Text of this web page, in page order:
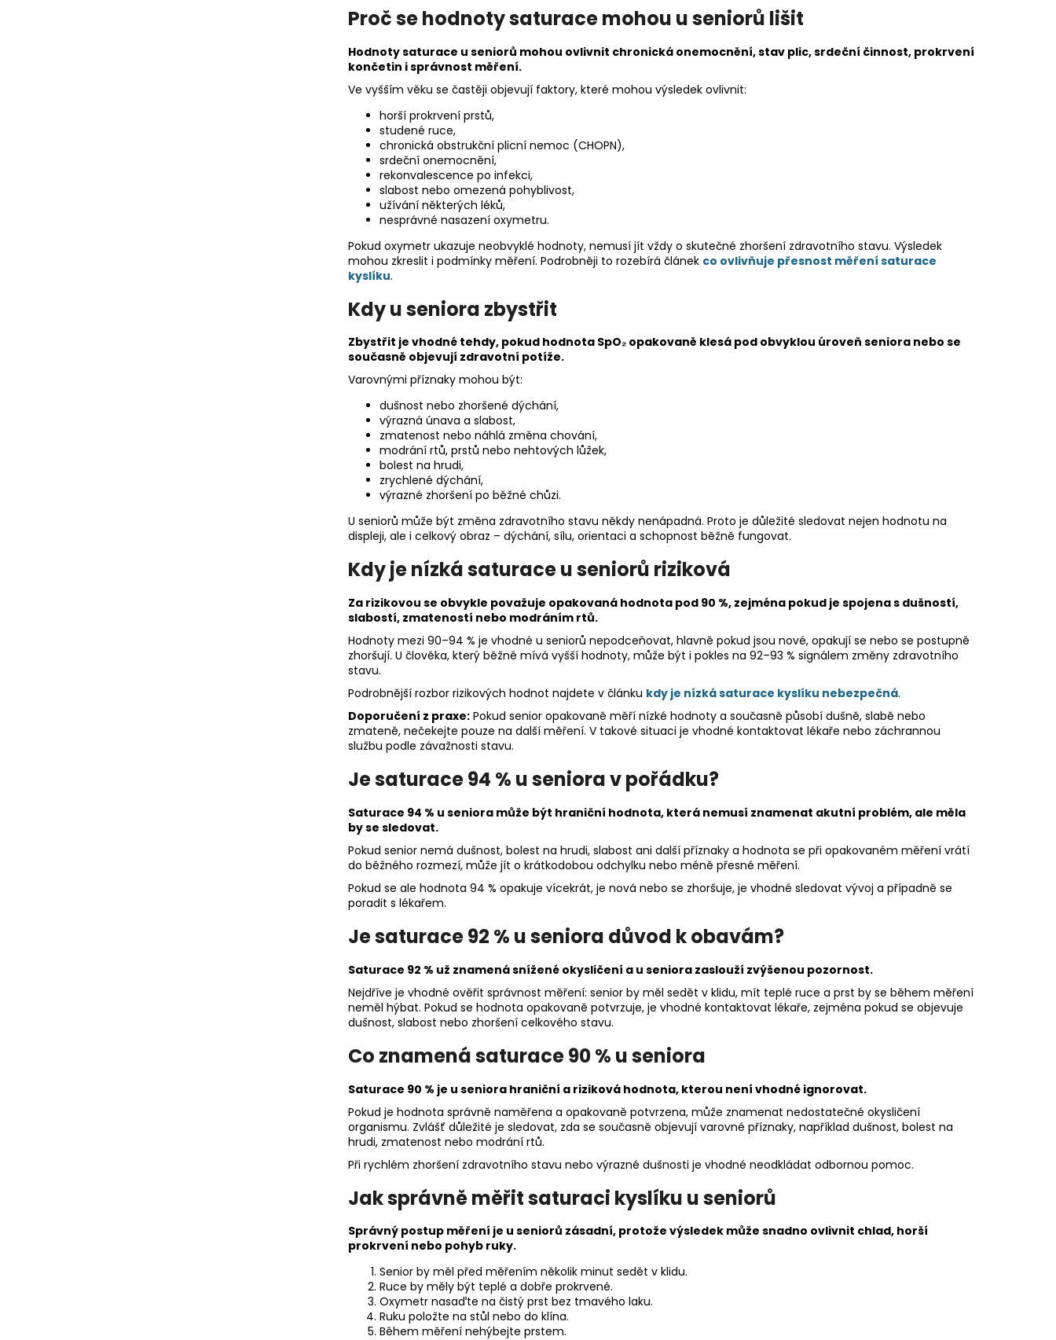
Proč se hodnoty saturace mohou u seniorů lišit
Hodnoty saturace u seniorů mohou ovlivnit chronická onemocnění, stav plic, srdeční činnost, prokrvení
končetin i správnost měření.
Ve vyšším věku se častěji objevují faktory, které mohou výsledek ovlivnit:
horší prokrvení prstů,
studené ruce,
chronická obstrukční plicní nemoc (CHOPN),
srdeční onemocnění,
rekonvalescence po infekci,
slabost nebo omezená pohyblivost,
užívání některých léků,
nesprávné nasazení oxymetru.
Pokud oxymetr ukazuje neobvyklé hodnoty, nemusí jít vždy o skutečné zhoršení zdravotního stavu. Výsledek
mohou zkreslit i podmínky měření. Podrobněji to rozebírá článek co ovlivňuje přesnost měření saturace
kyslíku.
Kdy u seniora zbystřit
Zbystřit je vhodné tehdy, pokud hodnota SpO₂ opakovaně klesá pod obvyklou úroveň seniora nebo se
současně objevují zdravotní potíže.
Varovnými příznaky mohou být:
dušnost nebo zhoršené dýchání,
výrazná únava a slabost,
zmatenost nebo náhlá změna chování,
modrání rtů, prstů nebo nehtových lůžek,
bolest na hrudi,
zrychlené dýchání,
výrazné zhoršení po běžné chůzi.
U seniorů může být změna zdravotního stavu někdy nenápadná. Proto je důležité sledovat nejen hodnotu na
displeji, ale i celkový obraz – dýchání, sílu, orientaci a schopnost běžně fungovat.
Kdy je nízká saturace u seniorů riziková
Za rizikovou se obvykle považuje opakovaná hodnota pod 90 %, zejména pokud je spojena s dušností,
slabostí, zmateností nebo modráním rtů.
Hodnoty mezi 90–94 % je vhodné u seniorů nepodceňovat, hlavně pokud jsou nové, opakují se nebo se postupně
zhoršují. U člověka, který běžně mívá vyšší hodnoty, může být i pokles na 92–93 % signálem změny zdravotního
stavu.
Podrobnější rozbor rizikových hodnot najdete v článku kdy je nízká saturace kyslíku nebezpečná.
Doporučení z praxe: Pokud senior opakovaně měří nízké hodnoty a současně působí dušně, slabě nebo
zmateně, nečekejte pouze na další měření. V takové situaci je vhodné kontaktovat lékaře nebo záchrannou
službu podle závažnosti stavu.
Je saturace 94 % u seniora v pořádku?
Saturace 94 % u seniora může být hraniční hodnota, která nemusí znamenat akutní problém, ale měla
by se sledovat.
Pokud senior nemá dušnost, bolest na hrudi, slabost ani další příznaky a hodnota se při opakovaném měření vrátí
do běžného rozmezí, může jít o krátkodobou odchylku nebo méně přesné měření.
Pokud se ale hodnota 94 % opakuje vícekrát, je nová nebo se zhoršuje, je vhodné sledovat vývoj a případně se
poradit s lékařem.
Je saturace 92 % u seniora důvod k obavám?
Saturace 92 % už znamená snížené okysličení a u seniora zaslouží zvýšenou pozornost.
Nejdříve je vhodné ověřit správnost měření: senior by měl sedět v klidu, mít teplé ruce a prst by se během měření
neměl hýbat. Pokud se hodnota opakovaně potvrzuje, je vhodné kontaktovat lékaře, zejména pokud se objevuje
dušnost, slabost nebo zhoršení celkového stavu.
Co znamená saturace 90 % u seniora
Saturace 90 % je u seniora hraniční a riziková hodnota, kterou není vhodné ignorovat.
Pokud je hodnota správně naměřena a opakovaně potvrzena, může znamenat nedostatečné okysličení
organismu. Zvlášť důležité je sledovat, zda se současně objevují varovné příznaky, například dušnost, bolest na
hrudi, zmatenost nebo modrání rtů.
Při rychlém zhoršení zdravotního stavu nebo výrazné dušnosti je vhodné neodkládat odbornou pomoc.
Jak správně měřit saturaci kyslíku u seniorů
Správný postup měření je u seniorů zásadní, protože výsledek může snadno ovlivnit chlad, horší
prokrvení nebo pohyb ruky.
Senior by měl před měřením několik minut sedět v klidu.
Ruce by měly být teplé a dobře prokrvené.
Oxymetr nasaďte na čistý prst bez tmavého laku.
Ruku položte na stůl nebo do klína.
Během měření nehýbejte prstem.